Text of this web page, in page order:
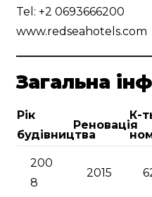
Tel: +2 0693666200
www.redseahotels.com
Загальна
Рік
будівництва
Реновація
К-
200
8
2015